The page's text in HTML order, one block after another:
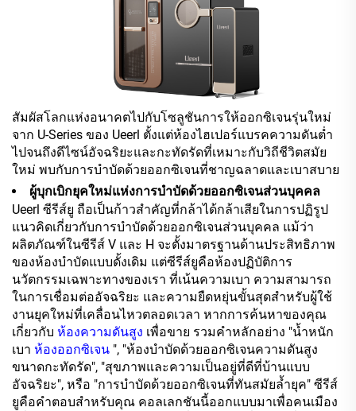
สัมผัสโลกแห่งอนาคตไปกับโซลูชันการให้ออกซิเจนรุ่นใหม่
จาก U-Series ของ Ueerl ตั้งแต่ห้องไฮเปอร์แบรคความดันต่ำ
ไปจนถึงดีไซน์อัจฉริยะและกะทัดรัดที่เหมาะกับวิถีชีวิตสมัย
ใหม่ พบกับการบำบัดด้วยออกซิเจนที่ชาญฉลาดและเบาสบาย
ผู้บุกเบิกยุคใหม่แห่งการบำบัดด้วยออกซิเจนส่วนบุคคล
Ueerl ซีรีส์ยู ถือเป็นก้าวสำคัญที่กล้าได้กล้าเสียในการปฏิรูป
แนวคิดเกี่ยวกับการบำบัดด้วยออกซิเจนส่วนบุคคล แม้ว่า
ผลิตภัณฑ์ในซีรีส์ V และ H จะตั้งมาตรฐานด้านประสิทธิภาพ
ของห้องบำบัดแบบดั้งเดิม แต่ซีรีส์ยูคือห้องปฏิบัติการ
นวัตกรรมเฉพาะทางของเรา ที่เน้นความเบา ความสามารถ
ในการเชื่อมต่ออัจฉริยะ และความยืดหยุ่นขั้นสุดสำหรับผู้ใช้
งานยุคใหม่ที่เคลื่อนไหวตลอดเวลา หากการค้นหาของคุณ
เกี่ยวกับ ห้องความดันสูง เพื่อขาย รวมคำหลักอย่าง "น้ำหนัก
เบา ห้องออกซิเจน ", "ห้องบำบัดด้วยออกซิเจนความดันสูง
ขนาดกะทัดรัด", "สุขภาพและความเป็นอยู่ที่ดีที่บ้านแบบ
อัจฉริยะ", หรือ "การบำบัดด้วยออกซิเจนที่ทันสมัยล้ำยุค" ซีรีส์
ยูคือคำตอบสำหรับคุณ คอลเลกชันนี้ออกแบบมาเพื่อคนเมือง